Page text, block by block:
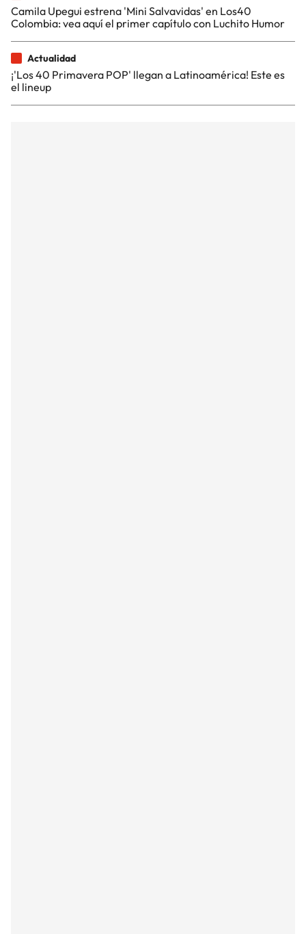
Camila Upegui estrena 'Mini Salvavidas' en Los40
Colombia: vea aquí el primer capítulo con Luchito Humor
Actualidad
¡'Los 40 Primavera POP' llegan a Latinoamérica! Este es
el lineup